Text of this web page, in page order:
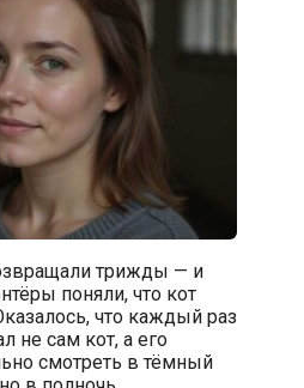
трижды — и
поняли, что кот
что каждый раз
не сам кот, а его
смотреть в тёмный